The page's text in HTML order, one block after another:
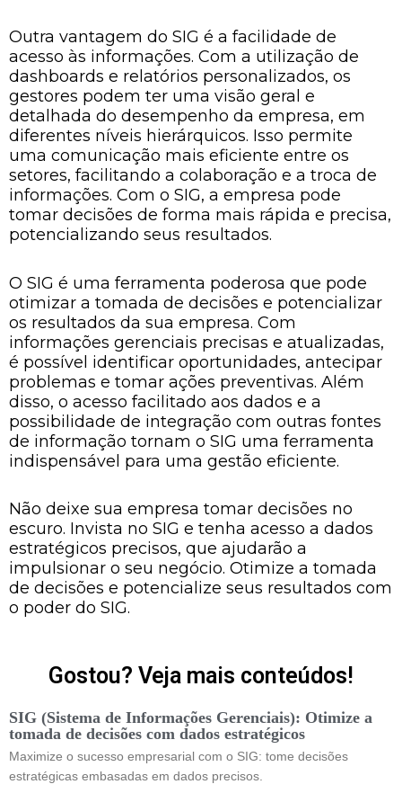
Outra vantagem do SIG é a facilidade de
acesso às informações. Com a utilização de
dashboards e relatórios personalizados, os
gestores podem ter uma visão geral e
detalhada do desempenho da empresa, em
diferentes níveis hierárquicos. Isso permite
uma comunicação mais eficiente entre os
setores, facilitando a colaboração e a troca de
informações. Com o SIG, a empresa pode
tomar decisões de forma mais rápida e precisa,
potencializando seus resultados.
O SIG é uma ferramenta poderosa que pode
otimizar a tomada de decisões e potencializar
os resultados da sua empresa. Com
informações gerenciais precisas e atualizadas,
é possível identificar oportunidades, antecipar
problemas e tomar ações preventivas. Além
disso, o acesso facilitado aos dados e a
possibilidade de integração com outras fontes
de informação tornam o SIG uma ferramenta
indispensável para uma gestão eficiente.
Não deixe sua empresa tomar decisões no
escuro. Invista no SIG e tenha acesso a dados
estratégicos precisos, que ajudarão a
impulsionar o seu negócio. Otimize a tomada
de decisões e potencialize seus resultados com
o poder do SIG.
Gostou? Veja mais conteúdos!
SIG (Sistema de Informações Gerenciais): Otimize a
tomada de decisões com dados estratégicos
Maximize o sucesso empresarial com o SIG: tome decisões
estratégicas embasadas em dados precisos.